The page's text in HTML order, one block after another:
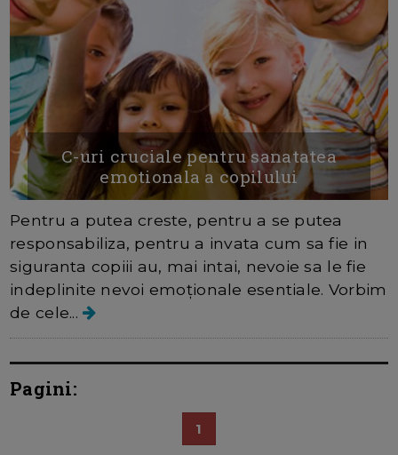
C-uri cruciale pentru sanatatea
emotionala a copilului
Pentru a putea creste, pentru a se putea
responsabiliza, pentru a invata cum sa fie in
siguranta copiii au, mai intai, nevoie sa le fie
indeplinite nevoi emoționale esentiale. Vorbim
de cele...
Pagini:
1